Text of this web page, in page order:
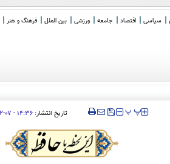
سیاسی اقتصاد جامعه ورزشی بین الملل فرهنگ و هنر
‍‍‍ پپ تاریخ انتشار: ۱۴:۳۶ - ۰۷-۰۲-۱۴۰۵